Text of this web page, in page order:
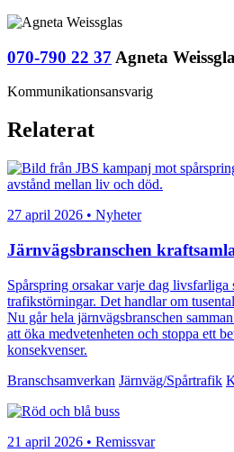
070-790 22 37 Agneta
Kommunikationsansvarig
Relaterat
27 april 2026 • Nyheter
Järnvägsbranschen
Spårspring orsakar varje dag
trafikstörningar. Det handlar om
Nu går hela järnvägsbranschen
att öka medvetenheten och stoppa ett
konsekvenser.
Branschsamverkan Järnväg/Spårtrafik
21 april 2026 • Remissvar